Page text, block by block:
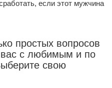
если этот мужчина
простых вопросов
вас с любимым и по
свою